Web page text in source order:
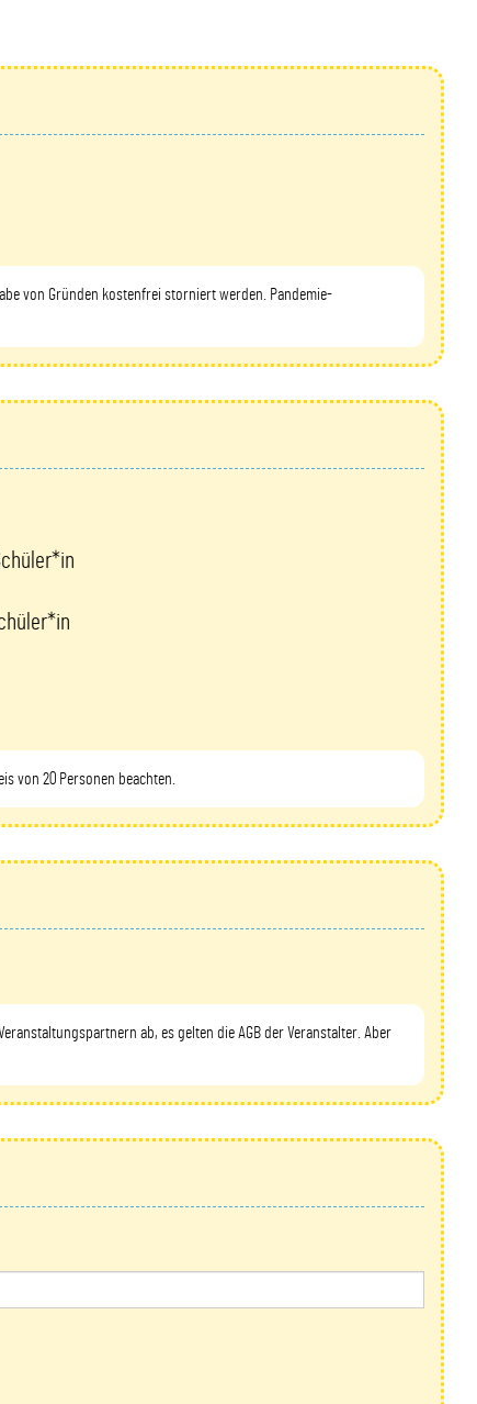
von Gründen kostenfrei storniert werden. Pandemie-
von 20 Personen beachten.
ab, es gelten die AGB der Veranstalter. Aber